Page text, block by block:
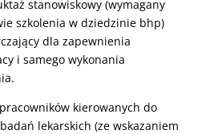
stanowiskowy (wymagany
szkolenia w dziedzinie bhp)
dla zapewnienia
i samego wykonania
kierowanych do
lekarskich (ze wskazaniem